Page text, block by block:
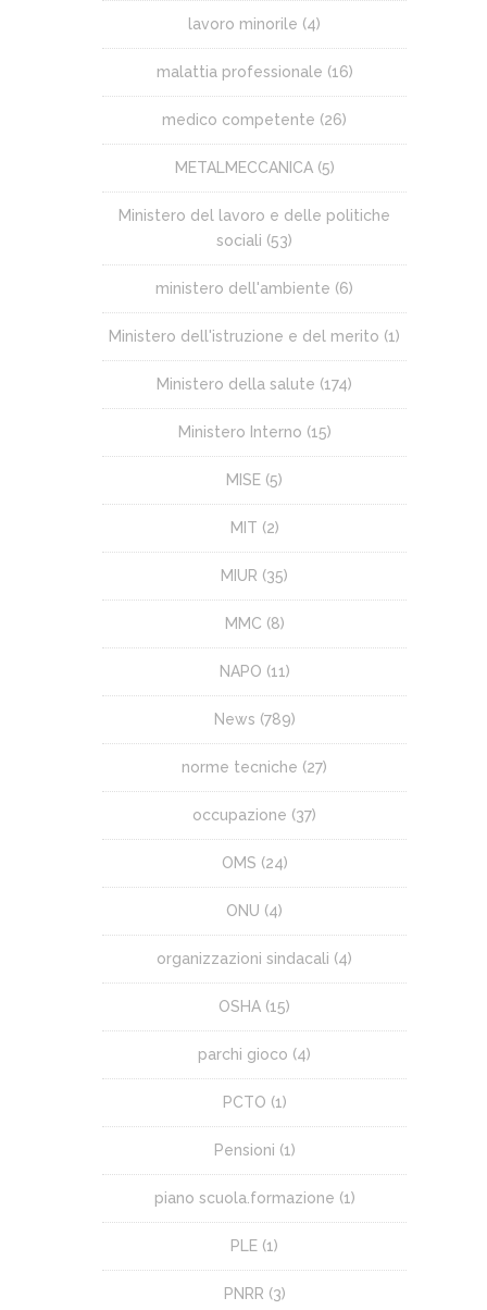
lavoro minorile (4)
malattia professionale (16)
medico competente (26)
METALMECCANICA(5)
Ministero del lavoro e delle politiche
sociali (53)
ministero dell'ambiente (6)
Ministero dell'istruzione e del merito (1)
Ministero della salute (174)
Ministero Interno (15)
MISE (5)
MIT (2)
MIUR (35)
MMC (8)
NAPO (11)
News (789)
norme tecniche (27)
occupazione (37)
OMS (24)
ONU (4)
organizzazioni sindacali (4)
OSHA (15)
parchi gioco (4)
PCTO (1)
Pensioni (1)
piano scuola.formazione (1)
PLE (1)
PNRR (3)